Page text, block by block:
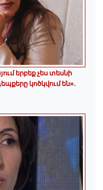
երբեք չես տեսնի
կոծկվում են»․